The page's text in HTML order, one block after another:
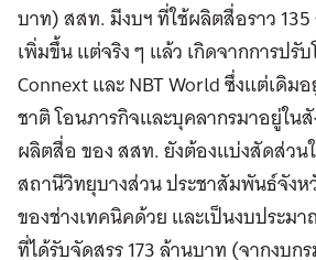
บาท) สสท. มีงบฯ ที่ใช้ผลิตสื่อราว
เพิ่มขึ้น แต่จริง ๆ แล้ว เกิดจากการปรับ
Connext และ NBT World ซึ่งแต่เดิม
ชาติ โอนภารกิจและบุคลากรมาอยู่ใน
ผลิตสื่อ ของ สสท. ยังต้องแบ่งสัดส่ว
สถานีวิทยุบางส่วน ประชาสัมพันธ์จัง
ของช่างเทคนิคด้วย และเป็นงบประม
ที่ได้รับจัดสรร 173 ล้านบาท (จากงบ